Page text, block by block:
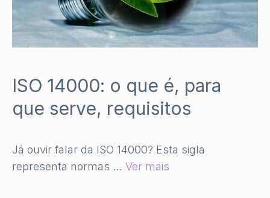
ISO 14000: o que é, para
que serve, requisitos
Já ouvir falar da ISO 14000? Esta sigla
representa normas … Ver mais